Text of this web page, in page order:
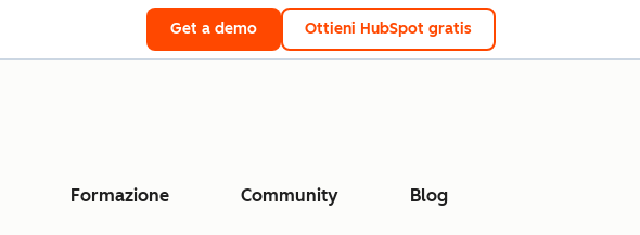
Get a demo Ottieni HubSpot gratis
Formazione Community Blog